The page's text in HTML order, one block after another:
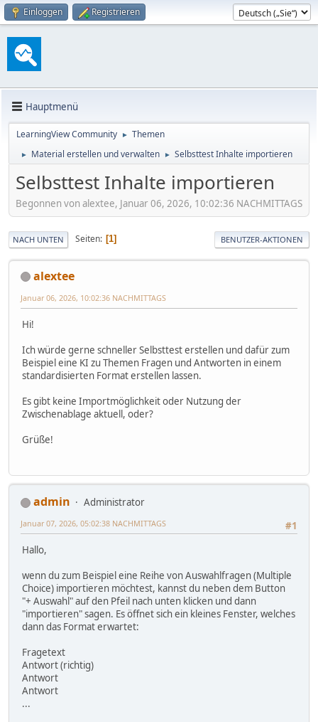
Einloggen Registrieren
Hauptmenü
LearningView Community ► Themen
► Material erstellen und verwalten ► Selbsttest Inhalte importieren
Selbsttest Inhalte importieren
Begonnen von alextee, Januar 06, 2026, 10:02:36 NACHMITTAGS
NACH UNTEN Seiten 1 BENUTZER-AKTIONEN
alextee
Januar 06, 2026, 10:02:36 NACHMITTAGS
Hi!
Ich würde gerne schneller Selbsttest erstellen und dafür zum
Beispiel eine KI zu Themen Fragen und Antworten in einem
standardisierten Format erstellen lassen.
Es gibt keine Importmöglichkeit oder Nutzung der
Zwischenablage aktuell, oder?
Grüße!
admin
Administrator
#1
Januar 07, 2026, 05:02:38 NACHMITTAGS
Hallo,
wenn du zum Beispiel eine Reihe von Auswahlfragen (Multiple
Choice) importieren möchtest, kannst du neben dem Button
"+ Auswahl" auf den Pfeil nach unten klicken und dann
"importieren" sagen. Es öffnet sich ein kleines Fenster, welches
dann das Format erwartet:
Fragetext
Antwort (richtig)
Antwort
Antwort
...